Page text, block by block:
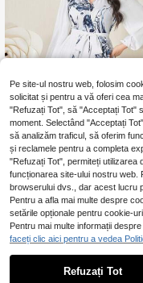
Modelyn
Modelyn Rochie de damă cu
i lanternă cu mozaic
u primăvară
2 Left
102 ,54Lei
Pe site-ul nostru web, folosim
solicitat și pentru a vă oferi cea
"Refuzați Tot", să "Acceptați Tot"
moment. Selectând "Acceptați
să analizăm traficul, să oferim
și reclamele pentru a completa
"Refuzați Tot", permiteți
funcționarea site-ului nostru web.
browserului dvs., dar acest lucru
Pentru a afla mai multe despre
setările opționale pentru cookie-
Pentru mai multe informații
faceți clic aici pentru a vedea
Refuzați Tot